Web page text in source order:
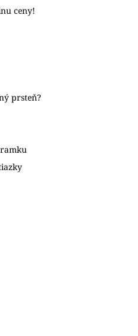
ceny!
prsteň?